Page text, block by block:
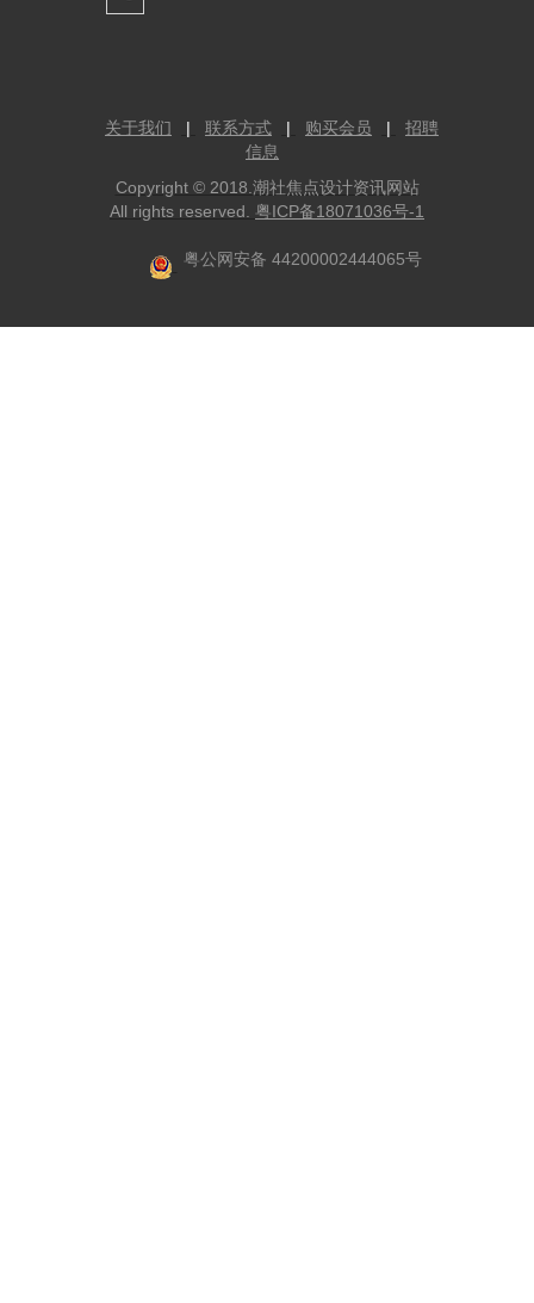
关于我们 | 联系方式 | 购买会员 |
招聘
信息
Copyright © 2018.潮社焦点设计资讯网站
All rights reserved. 粤ICP备18071036号-1
粤公网安备 44200002444065号